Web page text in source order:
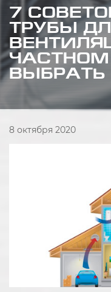
7
ТРУБЫ
ВЫБРАТЬ
8 октября 2020